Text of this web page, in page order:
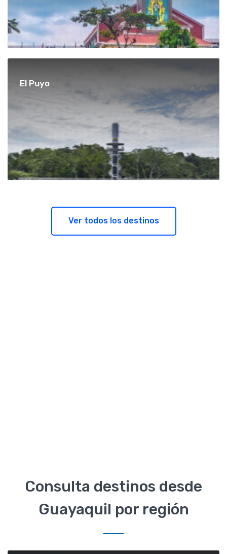
El Puyo
Ver todos los destinos
Consulta destinos desde
Guayaquil por región